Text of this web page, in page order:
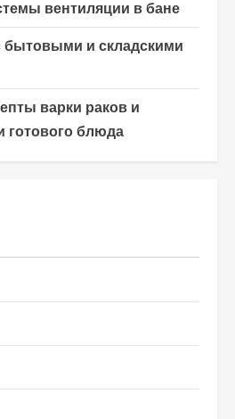
вентиляции в бане
и складскими
варки раков и
готового блюда